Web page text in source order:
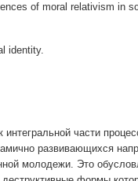
of moral relativism in
identity.
части
развивающихся
молодежи. Это